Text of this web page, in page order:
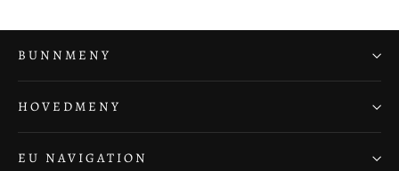
BUNNMENY
HOVEDMENY
EU NAVIGATION